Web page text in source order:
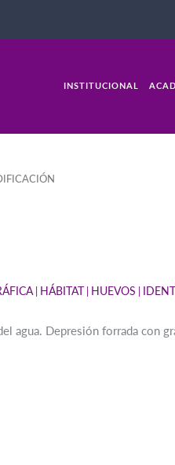
INSTITUCIONAL
HÁBITAT HUEVOS
agua. Depresión forrada con